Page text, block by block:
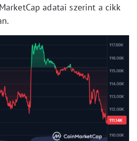
adatai szerint a cikk